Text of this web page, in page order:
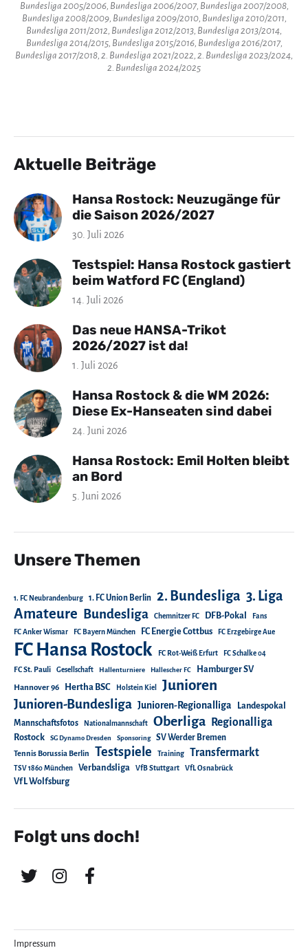
Bundesliga 2005/2006, Bundesliga 2006/2007, Bundesliga 2007/2008,
Bundesliga 2008/2009, Bundesliga 2009/2010, Bundesliga 2010/2011,
Bundesliga 2011/2012, Bundesliga 2012/2013, Bundesliga 2013/2014,
Bundesliga 2014/2015, Bundesliga 2015/2016, Bundesliga 2016/2017,
Bundesliga 2017/2018, 2. Bundesliga 2021/2022, 2. Bundesliga 2023/2024,
2. Bundesliga 2024/2025
Aktuelle Beiträge
Hansa Rostock: Neuzugänge für
die Saison 2026/2027
30. Juli 2026
Testspiel: Hansa Rostock gastiert
beim Watford FC (England)
14. Juli 2026
Das neue HANSA-Trikot
2026/2027 ist da!
1. Juli 2026
Hansa Rostock & die WM 2026:
Diese Ex-Hanseaten sind dabei
24. Juni 2026
Hansa Rostock: Emil Holten bleibt
an Bord
5. Juni 2026
Unsere Themen
1. FC Neubrandenburg 1. FC Union Berlin 2. Bundesliga 3. Liga
Amateure Bundesliga Chemnitzer FC DFB-Pokal Fans
FC Anker Wismar FC Bayern München FC Energie Cottbus FC Erzgebirge Aue
FC Hansa Rostock FC Rot-Weiß Erfurt FC Schalke 04
FC St. Pauli Gesellschaft Hallenturniere Hallescher FC Hamburger SV
Hannover 96 Hertha BSC Holstein Kiel Junioren
Junioren-Bundesliga Junioren-Regionalliga
Landespokal
Mannschaftsfotos
Nationalmannschaft Oberliga Regionalliga
Rostock SG Dynamo Dresden Sponsoring SV Werder Bremen
Tennis Borussia Berlin Testspiele Training Transfermarkt
TSV 1860 München Verbandsliga VfB Stuttgart VfL Osnabrück
VfL Wolfsburg
Folgt uns doch!
Impressum